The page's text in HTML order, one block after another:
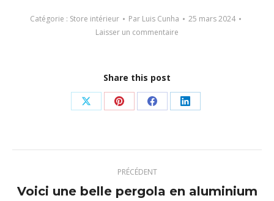
Catégorie : Store intérieur Par Luis Cunha
25 mars 2024
Laisser un commentaire
Share this post
Partager
X
Partager
Pinterest
Partager
Facebook
Partager
LinkedIn
article
PRÉCÉDENT
Voici une belle pergola en aluminium